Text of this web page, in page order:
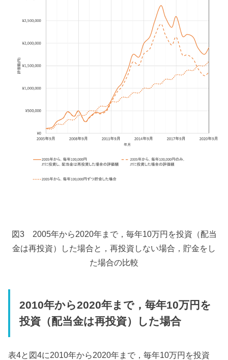
図3 2005年から2020年まで，毎年10万円を投資（配当
金は再投資）した場合と，再投資しない場合，貯金をし
た場合の比較
2010年から2020年まで，毎年10万円を
投資（配当金は再投資）した場合
表4と図4に2010年から2020年まで，毎年10万円を投資